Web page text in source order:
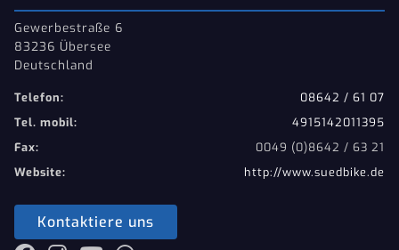
Gewerbestraße 6
83236 Übersee
Deutschland
Telefon:
08642 / 61 07
Tel. mobil:
4915142011395
Fax:
0049 (0)8642 / 63 21
Website:
http://www.suedbike.de
Kontaktiere uns